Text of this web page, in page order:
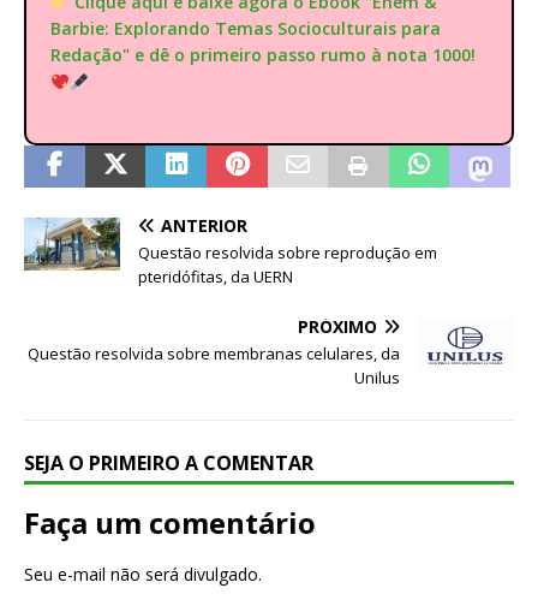
Barbie: Explorando Temas Socioculturais para
Redação" e dê o primeiro passo rumo à nota 1000!
ANTERIOR
Questão resolvida sobre reprodução em
pteridófitas, da UERN
PRÓXIMO
Questão resolvida sobre membranas celulares, da
Unilus
SEJA O PRIMEIRO A COMENTAR
Faça um comentário
Seu e-mail não será divulgado.